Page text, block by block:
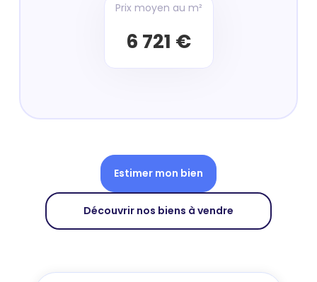
Prix moyen au m²
6 721 €
Estimer mon bien
Découvrir nos biens à vendre